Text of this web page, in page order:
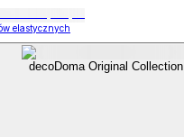
elastycznych
decoDoma Original Collection